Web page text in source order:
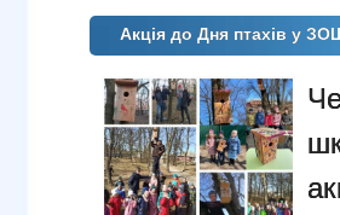
Акція до Дня птахів у